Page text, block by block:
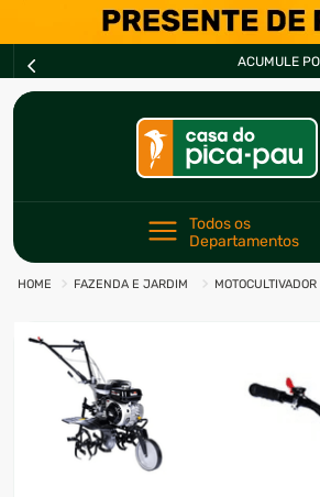
A CADA REAL GASTO
Todos os
Departamentos
FAZENDA E JARDIM MOTOCULTIVADOR